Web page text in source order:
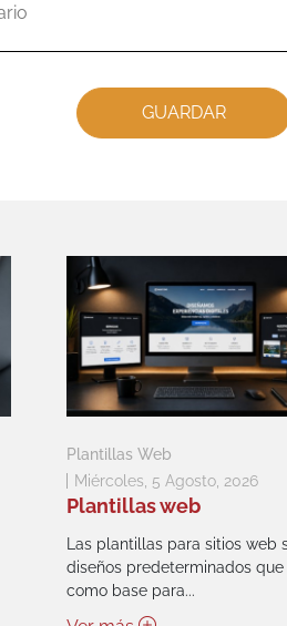
Plantillas Web
Miércoles, 5 Agosto, 2026
Plantillas web
Las plantillas para sitios web
diseños predeterminados que
como base para...